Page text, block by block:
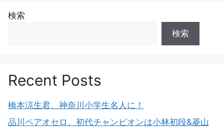
検索
検索
Recent Posts
橋本涼生君、神奈川小学生名人に！
品川ペアオセロ、初代チャンピオンは小林初段&菱山